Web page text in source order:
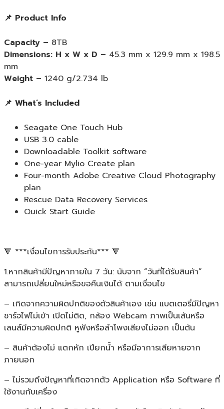
📌 Product Info
Capacity – 8TB
Dimensions: H x W x D – 45.3 mm x 129.9 mm x 198.5
mm
Weight – 1240 g/2.734 lb
📌 What’s Included
Seagate One Touch Hub
USB 3.0 cable
Downloadable Toolkit software
One-year Mylio Create plan
Four-month Adobe Creative Cloud Photography
plan
Rescue Data Recovery Services
Quick Start Guide
🔻 ***เงื่อนไขการรับประกัน*** 🔻
1.หากสินค้ามีปัญหาภายใน 7 วัน: นับจาก “วันที่ได้รับสินค้า”
สามารถเปลี่ยนใหม่หรือขอคืนเงินได้ ตามเงื่อนไข
– เกิดจากความผิดปกติของตัวสินค้าเอง เช่น แบตเตอรี่มีปัญหา
ชาร์จไฟไม่เข้า เปิดไม่ติด, กล้อง Webcam ภาพเป็นเส้นหรือ
เลนส์มีความผิดปกติ หูฟังหรือลำโพงเสียงไม่ออก เป็นต้น
– สินค้าต้องไม่ แตกหัก เปียกน้ำ หรือมีอาการเสียหายจาก
ภายนอก
– ไม่รวมถึงปัญหาที่เกิดจากตัว Application หรือ Software ที่
ใช้งานกับเครื่อง